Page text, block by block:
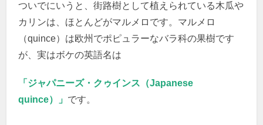
ついでにいうと、街路樹として植えられている木瓜や
カリンは、ほとんどがマルメロです。マルメロ
（quince）は欧州でポピュラーなバラ科の果樹です
が、実はボケの英語名は
「ジャパニーズ・クゥインス（Japanese
quince）」 です。